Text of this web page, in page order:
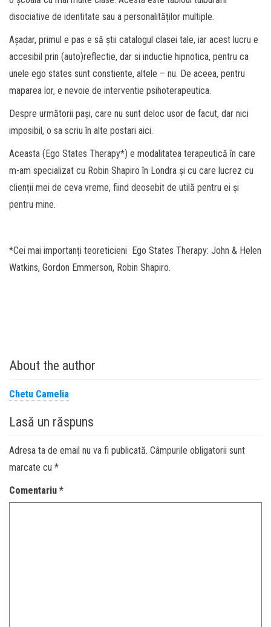
disociative de identitate sau a personalităților multiple.
Așadar, primul e pas e să știi catalogul clasei tale, iar acest lucru e
accesibil prin (auto)reflectie, dar si inductie hipnotica, pentru ca
unele ego states sunt constiente, altele – nu. De aceea, pentru
maparea lor, e nevoie de interventie psihoterapeutica.
Despre următorii pași, care nu sunt deloc usor de facut, dar nici
imposibil, o sa scriu în alte postari aici.
Aceasta (Ego States Therapy*) e modalitatea terapeutică în care
m-am specializat cu Robin Shapiro în Londra și cu care lucrez cu
clienții mei de ceva vreme, fiind deosebit de utilă pentru ei și
pentru mine.
*Cei mai importanți teoreticieni Ego States Therapy: John & Helen
Watkins, Gordon Emmerson, Robin Shapiro.
About the author
Chetu Camelia
Lasă un răspuns
Adresa ta de email nu va fi publicată. Câmpurile obligatorii sunt
marcate cu *
Comentariu *